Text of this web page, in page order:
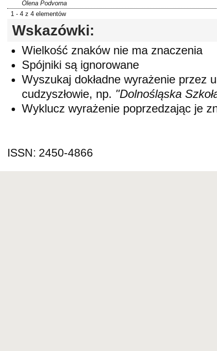
Olena Podvorna
1 - 4 z 4 elementów
Wskazówki:
Wielkość znaków nie ma znaczenia
Spójniki są ignorowane
Wyszukaj dokładne wyrażenie przez
cudzyszłowie, np. "Dolnośląska
Wyklucz wyrażenie poprzedzając je
ISSN: 2450-4866